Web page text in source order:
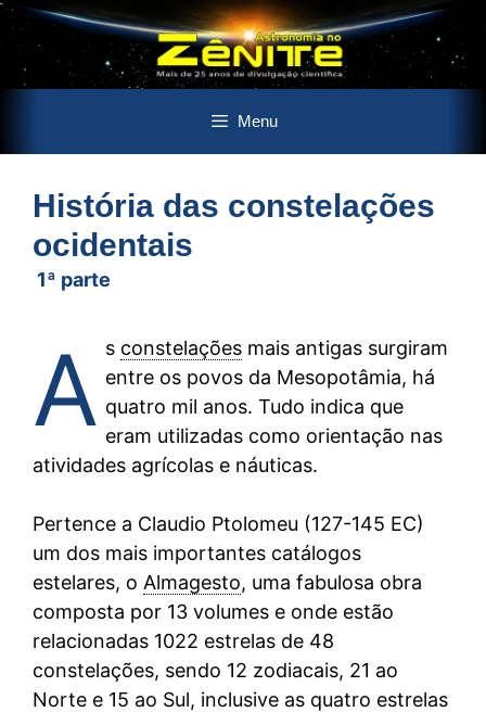
o
conteúdo
Menu
História das constelações
ocidentais
1ª parte
A s constelações mais antigas surgiram
entre os povos da Mesopotâmia, há
quatro mil anos. Tudo indica que
eram utilizadas como orientação nas
atividades agrícolas e náuticas.
Pertence a Claudio Ptolomeu (127-145 EC)
um dos mais importantes catálogos
estelares, o Almagesto, uma fabulosa obra
composta por 13 volumes e onde estão
relacionadas 1022 estrelas de 48
constelações, sendo 12 zodiacais, 21 ao
Norte e 15 ao Sul, inclusive as quatro estrelas